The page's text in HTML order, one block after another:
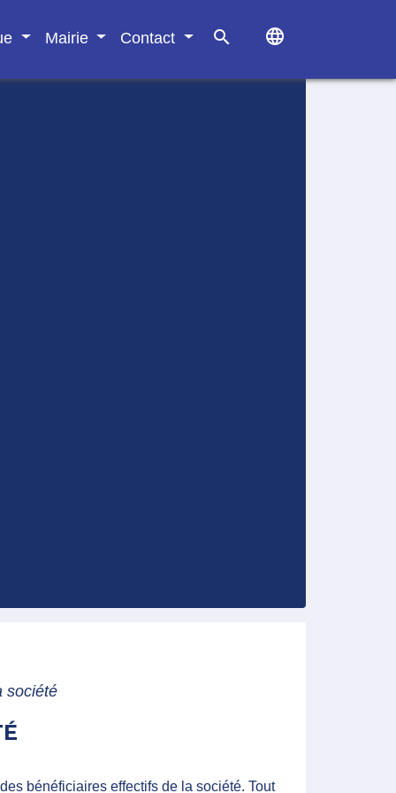
Mairie Contact search language
société
bénéficiaires effectifs de la société. Tout